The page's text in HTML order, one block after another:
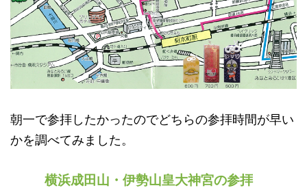
朝一で参拝したかったのでどちらの参拝時間が早い
かを調べてみました。
横浜成田山・伊勢山皇大神宮の参拝